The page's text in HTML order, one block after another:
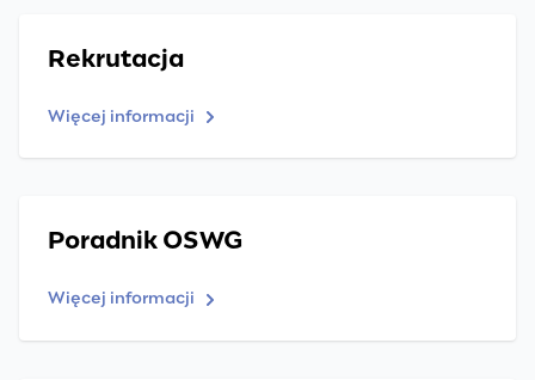
Rekrutacja
Więcej informacji
Poradnik OSWG
Więcej informacji